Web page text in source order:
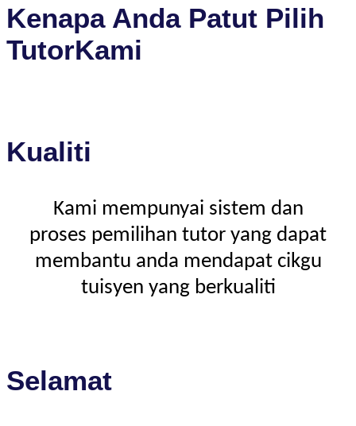
Kenapa Anda Patut Pilih
TutorKami
Kualiti
Kami mempunyai sistem dan
proses pemilihan tutor yang dapat
membantu anda mendapat cikgu
tuisyen yang berkualiti
Selamat